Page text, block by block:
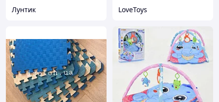
Лунтик LoveToys